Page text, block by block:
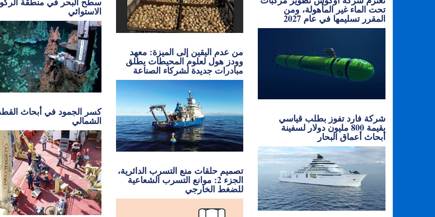
الاستوائي
كسر الجمود في أبحاث
الشمالي
من عدم اليقين إلى الميزة: معهد
وودز هول لعلوم المحيطات يطلق
مبادرات جديدة لشركاء الصناعة
تصميم حلقات منع التسرب الدائرية،
الجزء 2: موانع التسرب الشعاعية
للضغط الخارجي
تحت الماء غير المأهولة، ومن
المقرر تسليمها في عام 2027
شركة فارد تفوز بطلب قياسي
بقيمة 800 مليون دولار لسفينة
أبحاث أعماق البحار